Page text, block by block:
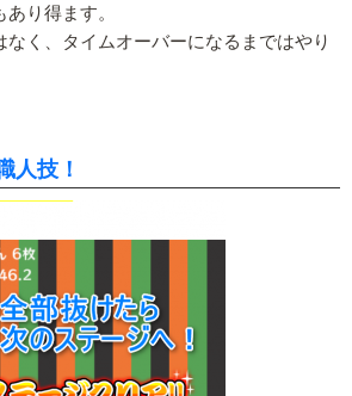
あり得ます。
なく、タイムオーバーになるまではやり
人技！